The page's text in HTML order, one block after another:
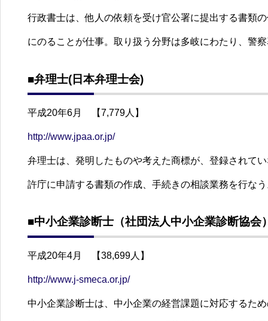
行政書士は、他人の依頼を受け官公署に提出する書類
にのることが仕事。取り扱う分野は多岐にわたり、警
■弁理士(日本弁理士会)
平成20年6月 【7,779人】
http://www.jpaa.or.jp/
弁理士は、発明したものや考えた商標が、登録されて
許庁に申請する書類の作成、手続きの相談業務を行な
■中小企業診断士（社団法人中小企業診断協会
平成20年4月 【38,699人】
http://www.j-smeca.or.jp/
中小企業診断士は、中小企業の経営課題に対応するた